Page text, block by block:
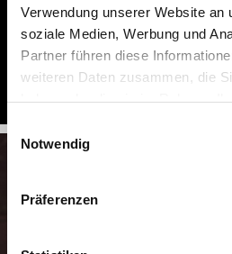
Verwendung unserer Website an
soziale Medien, Werbung und
Partner führen diese
weiteren Daten zusammen, die
Einwilligungsauswahl
Notwendig
Präferenzen
schließe ich mit einem sechsten Platz
dem ersten Platz bei den Junioren
Mehrzylindern ab, ich bin wirklich
Endergebnis. Ein großer